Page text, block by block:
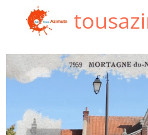
Passer
principal